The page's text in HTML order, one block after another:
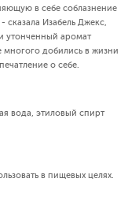
в себе соблазнение
сказала Изабель Джекс,
утонченный аромат
добились в жизни
о себе.
вода, этиловый спирт
в пищевых целях.